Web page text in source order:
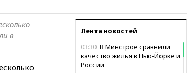
Лента новостей
03:30 В Минстрое сравнили
качество жилья в Нью-Йорке и
России
в